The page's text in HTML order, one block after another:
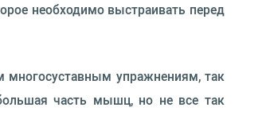
необходимо выстраивать перед
многосуставным упражнениям, так
часть мышц, но не все так